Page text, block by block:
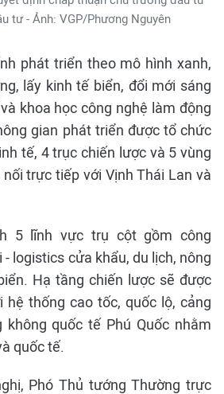
tư - Ảnh: VGP/Phương Nguyên
phát triển theo mô hình xanh,
lấy kinh tế biển, đổi mới sáng
khoa học công nghệ làm động
gian phát triển được tổ chức
tế, 4 trục chiến lược và 5 vùng
trực tiếp với Vịnh Thái Lan và
5 lĩnh vực trụ cột gồm công
logistics cửa khẩu, du lịch, nông
Hạ tầng chiến lược sẽ được
hệ thống cao tốc, quốc lộ, cảng
không quốc tế Phú Quốc nhằm
quốc tế.
Phó Thủ tướng Thường trực